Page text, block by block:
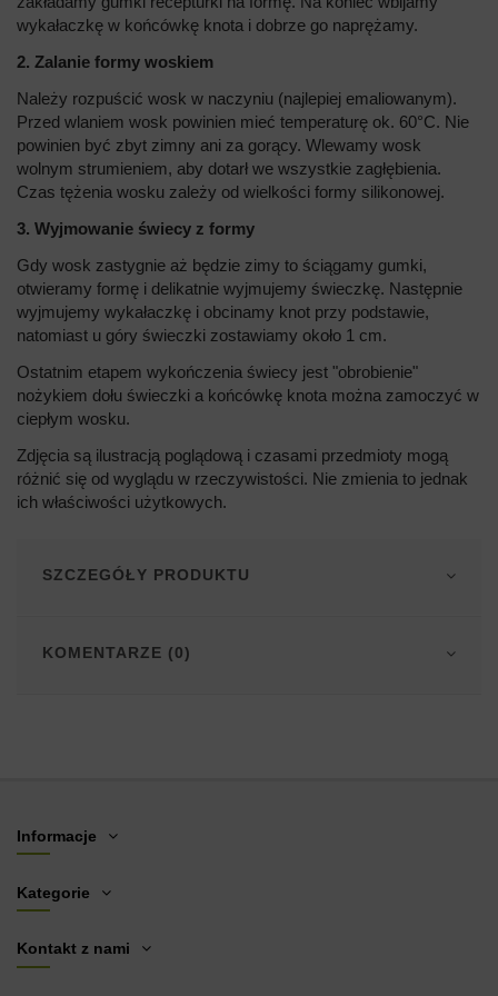
wykałaczkę w końcówkę knota i dobrze go naprężamy.
2. Zalanie formy woskiem
Należy rozpuścić wosk w naczyniu (najlepiej emaliowanym).
Przed wlaniem wosk powinien mieć temperaturę ok. 60°C. Nie
powinien być zbyt zimny ani za gorący. Wlewamy wosk
wolnym strumieniem, aby dotarł we wszystkie zagłębienia.
Czas tężenia wosku zależy od wielkości formy silikonowej.
3. Wyjmowanie świecy z formy
Gdy wosk zastygnie aż będzie zimy to ściągamy gumki,
otwieramy formę i delikatnie wyjmujemy świeczkę. Następnie
wyjmujemy wykałaczkę i obcinamy knot przy podstawie,
natomiast u góry świeczki zostawiamy około 1 cm.
Ostatnim etapem wykończenia świecy jest "obrobienie"
nożykiem dołu świeczki a końcówkę knota można zamoczyć w
ciepłym wosku.
Zdjęcia są ilustracją poglądową i czasami przedmioty mogą
różnić się od wyglądu w rzeczywistości. Nie zmienia to jednak
ich właściwości użytkowych.
SZCZEGÓŁY PRODUKTU
KOMENTARZE (0)
Informacje
Kategorie
Kontakt z nami